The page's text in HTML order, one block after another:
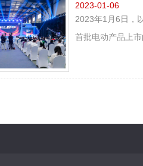
2023-01-06
2023年1月6日，
首批电动产品上市